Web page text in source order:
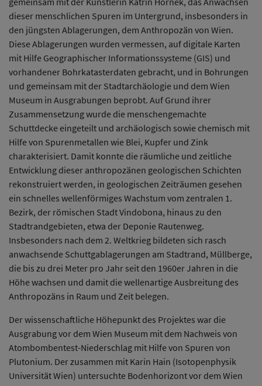
dieser menschlichen Spuren im Untergrund, insbesonders in
den jüngsten Ablagerungen, dem Anthropozän von Wien.
Diese Ablagerungen wurden vermessen, auf digitale Karten
mit Hilfe Geographischer Informationssysteme (GIS) und
vorhandener Bohrkatasterdaten gebracht, und in Bohrungen
und gemeinsam mit der Stadtarchäologie und dem Wien
Museum in Ausgrabungen beprobt. Auf Grund ihrer
Zusammensetzung wurde die menschengemachte
Schuttdecke eingeteilt und archäologisch sowie chemisch mit
Hilfe von Spurenmetallen wie Blei, Kupfer und Zink
charakterisiert. Damit konnte die räumliche und zeitliche
Entwicklung dieser anthropozänen geologischen Schichten
rekonstruiert werden, in geologischen Zeiträumen gesehen
ein schnelles wellenförmiges Wachstum vom zentralen 1.
Bezirk, der römischen Stadt Vindobona, hinaus zu den
Stadtrandgebieten, etwa der Deponie Rautenweg.
Insbesonders nach dem 2. Weltkrieg bildeten sich rasch
anwachsende Schuttgablagerungen am Stadtrand, Müllberge,
die bis zu drei Meter pro Jahr seit den 1960er Jahren in die
Höhe wachsen und damit die wellenartige Ausbreitung des
Anthropozäns in Raum und Zeit belegen.
Der wissenschaftliche Höhepunkt des Projektes war die
Ausgrabung vor dem Wien Museum mit dem Nachweis von
Atombombentest-Niederschlag mit Hilfe von Spuren von
Plutonium. Der zusammen mit Karin Hain (Isotopenphysik
Universität Wien) untersuchte Bodenhorizont vor dem Wien